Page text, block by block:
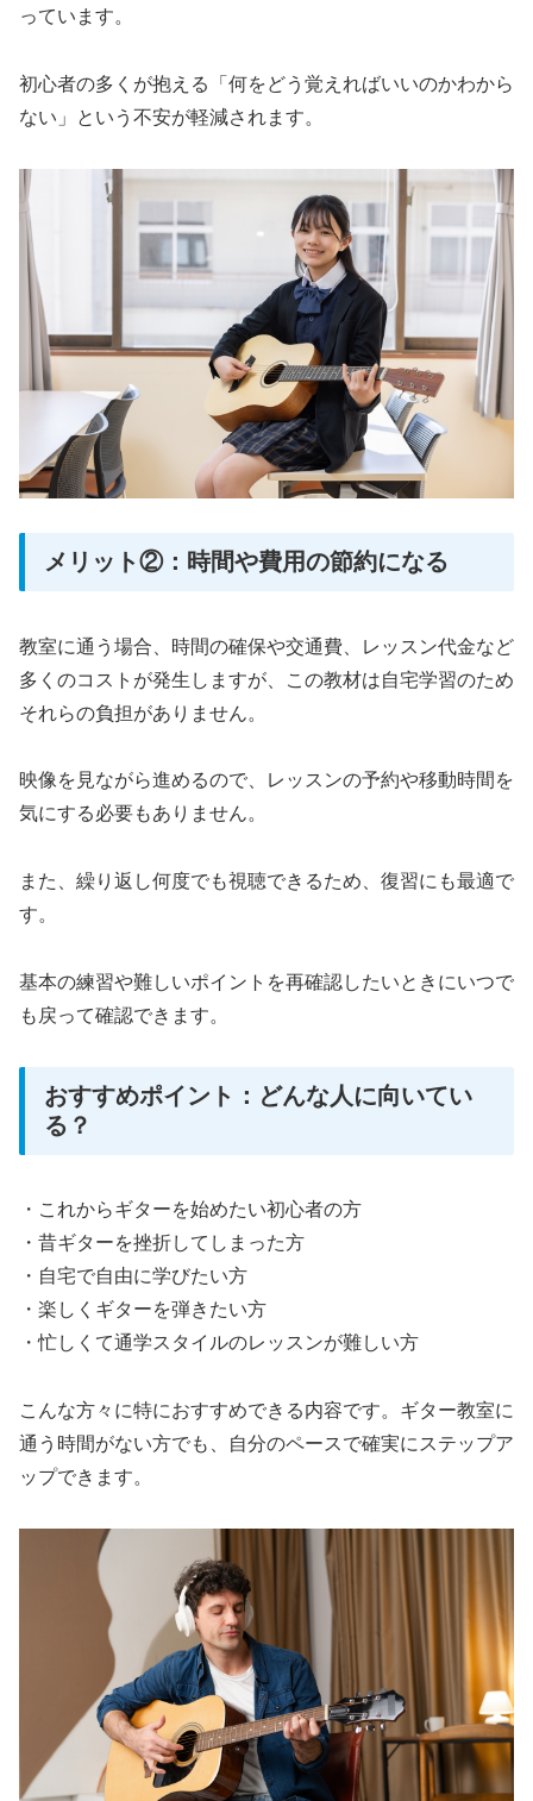
っています。
初心者の多くが抱える「何をどう覚えればいいのかわから
ない」という不安が軽減されます。
メリット②：時間や費用の節約になる
教室に通う場合、時間の確保や交通費、レッスン代金など
多くのコストが発生しますが、この教材は自宅学習のため
それらの負担がありません。
映像を見ながら進めるので、レッスンの予約や移動時間を
気にする必要もありません。
また、繰り返し何度でも視聴できるため、復習にも最適で
す。
基本の練習や難しいポイントを再確認したいときにいつで
も戻って確認できます。
おすすめポイント：どんな人に向いてい
る？
・これからギターを始めたい初心者の方
・昔ギターを挫折してしまった方
・自宅で自由に学びたい方
・楽しくギターを弾きたい方
・忙しくて通学スタイルのレッスンが難しい方
こんな方々に特におすすめできる内容です。ギター教室に
通う時間がない方でも、自分のペースで確実にステップア
ップできます。